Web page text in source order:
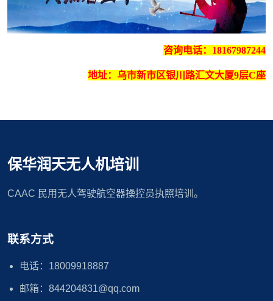
咨询电话：18167987244
地址： 乌市新市区银川路汇文大厦9层C座
保华润天无人机培训
CAAC 民用无人驾驶航空器操控员执照培训。
联系方式
电话：18009918887
邮箱：844204831@qq.com